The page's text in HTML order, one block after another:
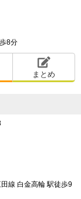
8分
まとめ
線 白金高輪 駅徒歩9